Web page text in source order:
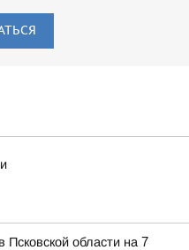
Псковской области на 7